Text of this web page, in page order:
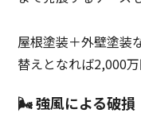
屋根塗装＋外壁塗装
替えとなれば2,000
🌬 強風による破損